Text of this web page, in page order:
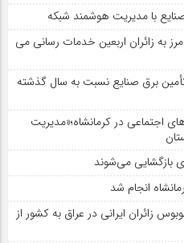
با مدیریت هوشمند شبکه
به زائران اربعین خدمات رسانی می
برق صنایع نسبت به سال گذشته
اجتماعی در کرمانشاه؛«مدیریت
بازگشایی می‌شوند
انجام شد
اتوبوس زائران ایرانی در عراق به کشور از